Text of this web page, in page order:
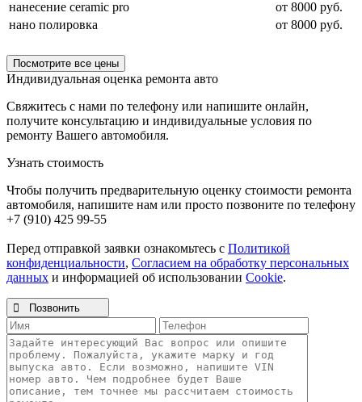
нанесение ceramic pro
от 8000 руб.
нано полировка
от 8000 руб.
Посмотрите все цены
Индивидуальная оценка ремонта авто
Свяжитесь с нами по телефону или напишите онлайн,
получите консультацию и индивидуальные условия по
ремонту Вашего автомобиля.
Узнать стоимость
Чтобы получить предварительную оценку стоимости ремонта
автомобиля, напишите нам или просто позвоните по телефону
+7 (910) 425 99-55
Перед отправкой заявки ознакомьтесь с Политикой
конфиденциальности, Согласием на обработку персональных
данных и информацией об использовании Cookie.
 Позвонить